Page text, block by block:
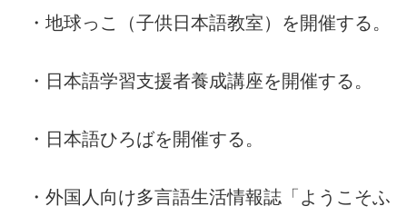
・地球っこ（子供日本語教室）を開催する。
・日本語学習支援者養成講座を開催する。
・日本語ひろばを開催する。
・外国人向け多言語生活情報誌「ようこそふ